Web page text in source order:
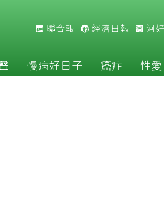
聯合報 經濟日報 河
慢病好日子 癌症 性愛